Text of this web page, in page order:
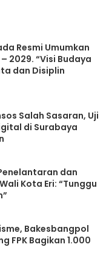
Resmi Umumkan
2029. “Visi Budaya
dan Disiplin
Salah Sasaran, Uji
di Surabaya
dan
Kota Eri: “Tunggu
Bakesbangpol
FPK Bagikan 1.000